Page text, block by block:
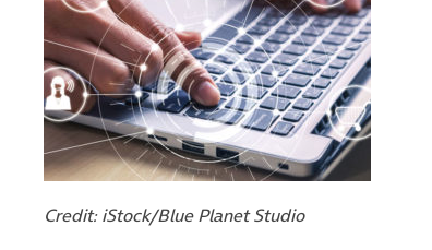
Credit: iStock/Blue Planet Studio